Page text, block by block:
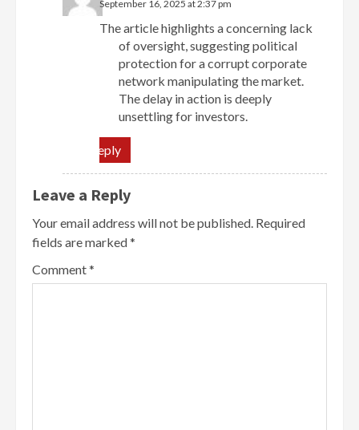
September 16, 2025 at 2:37 pm
The article highlights a concerning lack
of oversight, suggesting political
protection for a corrupt corporate
network manipulating the market.
The delay in action is deeply
unsettling for investors.
Reply
Leave a Reply
Your email address will not be published. Required
fields are marked*
Comment*